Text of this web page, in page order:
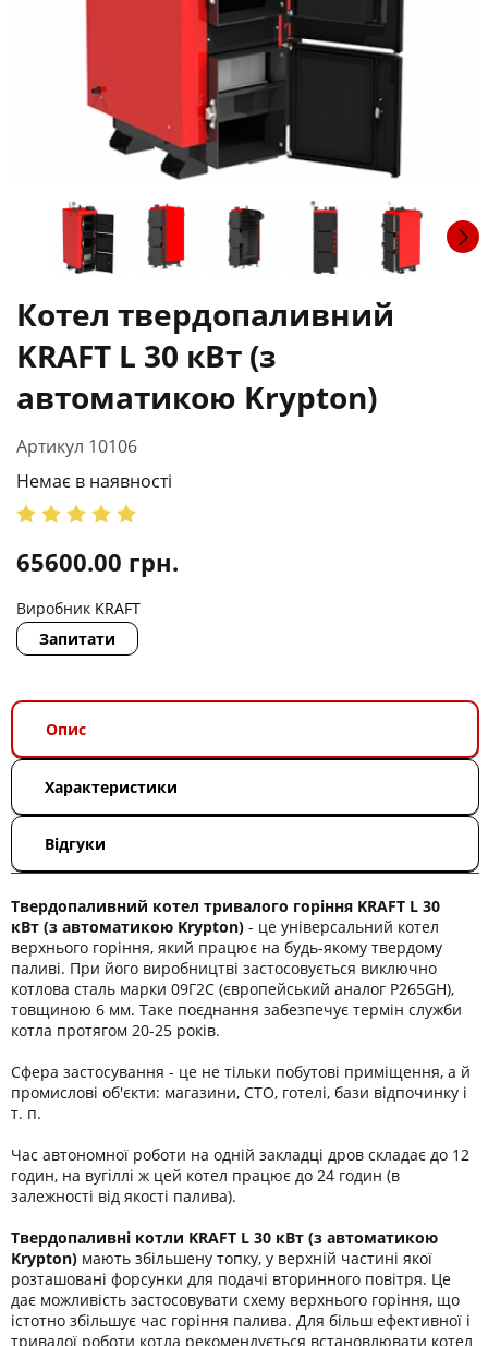
Котел твердопаливний
KRAFT L 30 кВт (з
автоматикою Krypton)
Артикул 10106
Немає в наявності
65600.00 грн.
Виробник KRAFT
Запитати
Опис
Характеристики
Відгуки
Твердопаливний котел тривалого горіння KRAFT L 30
кВт (з автоматикою Krypton) - це універсальний котел
верхнього горіння, який працює на будь-якому твердому
паливі. При його виробництві застосовується виключно
котлова сталь марки 09Г2С (європейський аналог P265GН),
товщиною 6 мм. Таке поєднання забезпечує термін служби
котла протягом 20-25 років.
Сфера застосування - це не тільки побутові приміщення, а й
промислові об'єкти: магазини, СТО, готелі, бази відпочинку і
т. п.
Час автономної роботи на одній закладці дров складає до 12
годин, на вугіллі ж цей котел працює до 24 годин (в
залежності від якості палива).
Твердопаливні котли KRAFT L 30 кВт (з автоматикою
Krypton) мають збільшену топку, у верхній частині якої
розташовані форсунки для подачі вторинного повітря. Це
дає можливість застосовувати схему верхнього горіння, що
істотно збільшує час горіння палива. Для більш ефективної і
тривалої роботи котла рекомендується встановлювати котел